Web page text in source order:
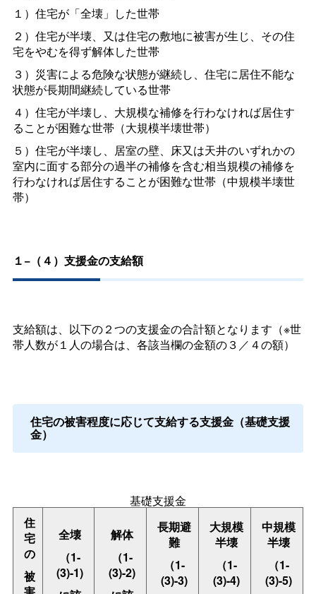
１）住宅が「全壊」した世帯
２）住宅が半壊、又は住宅の敷地に被害が生じ、その住
宅をやむを得ず解体した世帯
３）災害による危険な状態が継続し、住宅に居住不能な
状態が長期間継続している世帯
４）住宅が半壊し、大規模な補修を行わなければ居住す
ることが困難な世帯（大規模半壊世帯）
５）住宅が半壊し、居室の壁、床又は天井のいずれかの
室内に面する部分の過半の補修を含む相当規模の補修を
行わなければ居住することが困難な世帯（中規模半壊世
帯）
１−（４）支援金の支給額
支給額は、以下の２つの支援金の合計額となります（※世
帯人数が１人の場合は、各該当欄の金額の３／４の額）
住宅の被害程度に応じて支給する支援金（基礎支援
金）
基礎支援金
住
宅
の
被
全壊
（1-
(3)-1)
解体
（1-
(3)-2)
長期避
難
（1-
(3)-3)
大規模
半壊
（1-
(3)-4)
中規模
半壊
（1-
(3)-5)